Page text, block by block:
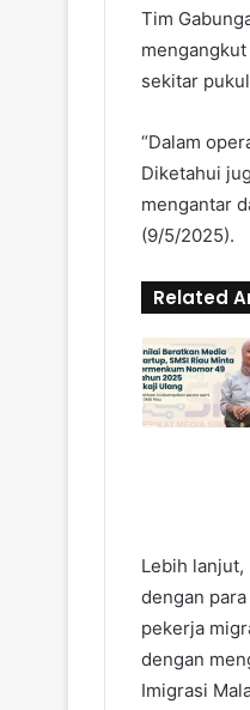
Tim
sekitar
“Dalam
Diketahui
mengantar
(9/5/2025).
Related
Lebih lanjut,
dengan
pekerja
dengan
Imigrasi